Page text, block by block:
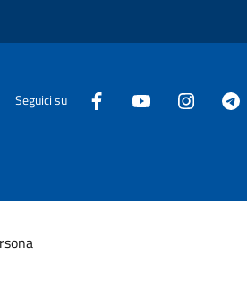
Seguici su